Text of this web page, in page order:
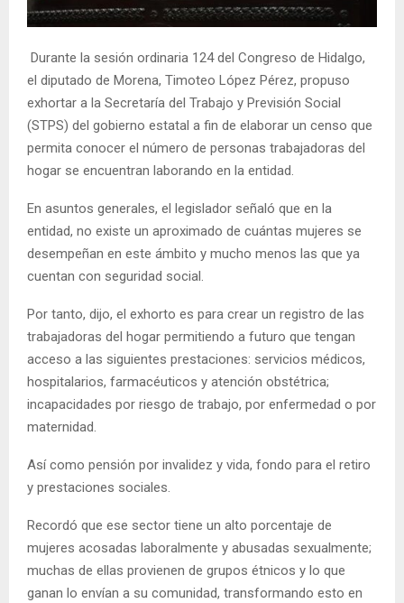
Durante la sesión ordinaria 124 del Congreso de Hidalgo,
el diputado de Morena, Timoteo López Pérez, propuso
exhortar a la Secretaría del Trabajo y Previsión Social
(STPS) del gobierno estatal a fin de elaborar un censo que
permita conocer el número de personas trabajadoras del
hogar se encuentran laborando en la entidad.
En asuntos generales, el legislador señaló que en la
entidad, no existe un aproximado de cuántas mujeres se
desempeñan en este ámbito y mucho menos las que ya
cuentan con seguridad social.
Por tanto, dijo, el exhorto es para crear un registro de las
trabajadoras del hogar permitiendo a futuro que tengan
acceso a las siguientes prestaciones: servicios médicos,
hospitalarios, farmacéuticos y atención obstétrica;
incapacidades por riesgo de trabajo, por enfermedad o por
maternidad.
Así como pensión por invalidez y vida, fondo para el retiro
y prestaciones sociales.
Recordó que ese sector tiene un alto porcentaje de
mujeres acosadas laboralmente y abusadas sexualmente;
muchas de ellas provienen de grupos étnicos y lo que
ganan lo envían a su comunidad, transformando esto en